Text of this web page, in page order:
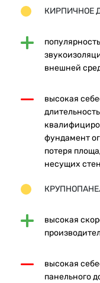
КИРПИЧНОЕ
внешней
высокая
фундамент
потеря
несущих стен
высокая
высокая
панельного